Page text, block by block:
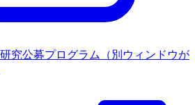
究公募プログラム
（別ウィンドウが